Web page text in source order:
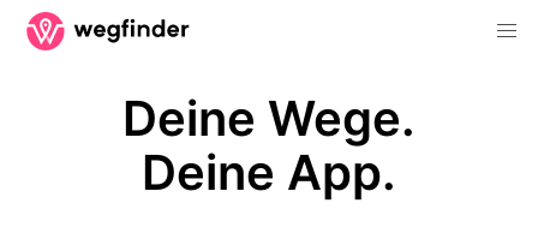
Deine Wege.
Deine App.